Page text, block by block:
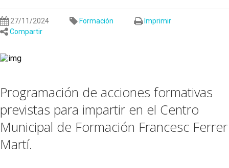
27/11/2024 Formación
Imprimir
Compartir
Programación de acciones formativas
previstas para impartir en el Centro
Municipal de Formación Francesc Ferrer
Martí.